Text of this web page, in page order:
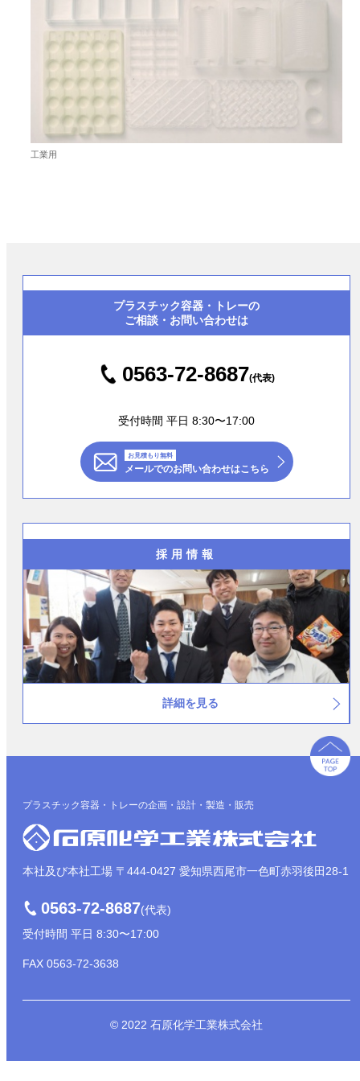
工業用
プラスチック容器・トレーの
ご相談・お問い合わせは
0563-72-8687(代表)
受付時間 平日 8:30〜17:00
お見積もり無料
メールでのお問い合わせはこちら
採用情報
詳細を見る
プラスチック容器・トレーの企画・設計・製造・販売
本社及び本社工場 〒444-0427 愛知県西尾市一色町赤羽後田28-1
0563-72-8687(代表)
受付時間 平日 8:30〜17:00
FAX 0563-72-3638
© 2022 石原化学工業株式会社